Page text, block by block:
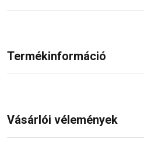
Termékinformáció
Vásárlói vélemények